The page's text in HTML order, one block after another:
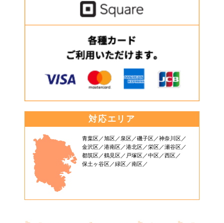
対応エリア
青葉区 旭区 泉区 磯子区
神奈川区
金沢区
港南区 港北区 栄区
瀬谷区
都筑区
鶴見区 戸塚区 中区
西区
保土ヶ谷区
緑区 南区